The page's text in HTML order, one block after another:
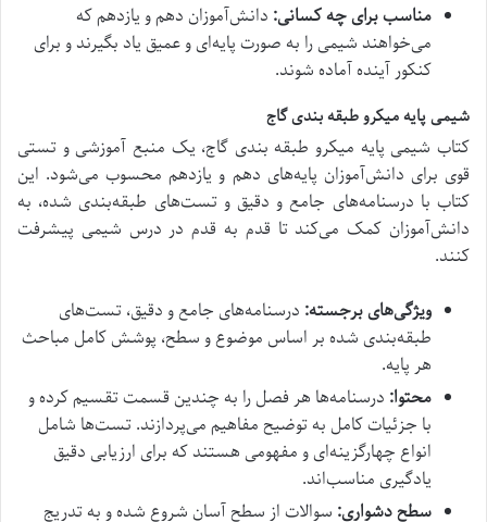
مناسب برای چه کسانی: دانش‌آموزان دهم و یازدهم که
می‌خواهند شیمی را به صورت پایه‌ای و عمیق یاد بگیرند و برای
کنکور آینده آماده شوند.
شیمی پایه میکرو طبقه بندی گاج
کتاب شیمی پایه میکرو طبقه بندی گاج، یک منبع آموزشی و تستی
قوی برای دانش‌آموزان پایه‌های دهم و یازدهم محسوب می‌شود. این
کتاب با درسنامه‌های جامع و دقیق و تست‌های طبقه‌بندی شده، به
دانش‌آموزان کمک می‌کند تا قدم به قدم در درس شیمی پیشرفت
کنند.
ویژگی‌های برجسته: درسنامه‌های جامع و دقیق، تست‌های
طبقه‌بندی شده بر اساس موضوع و سطح، پوشش کامل مباحث
هر پایه.
محتوا: درسنامه‌ها هر فصل را به چندین قسمت تقسیم کرده و
با جزئیات کامل به توضیح مفاهیم می‌پردازند. تست‌ها شامل
انواع چهارگزینه‌ای و مفهومی هستند که برای ارزیابی دقیق
یادگیری مناسب‌اند.
سطح دشواری: سوالات از سطح آسان شروع شده و به تدریج